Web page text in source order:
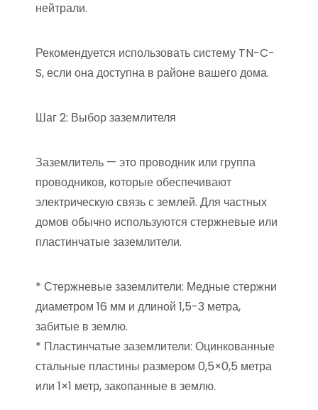
нейтрали.
Рекомендуется использовать систему TN-C-
S, если она доступна в районе вашего дома.
Шаг 2: Выбор заземлителя
Заземлитель — это проводник или группа
проводников, которые обеспечивают
электрическую связь с землей. Для частных
домов обычно используются стержневые или
пластинчатые заземлители.
* Стержневые заземлители: Медные стержни
диаметром 16 мм и длиной 1,5-3 метра,
забитые в землю.
* Пластинчатые заземлители: Оцинкованные
стальные пластины размером 0,5×0,5 метра
или 1×1 метр, закопанные в землю.